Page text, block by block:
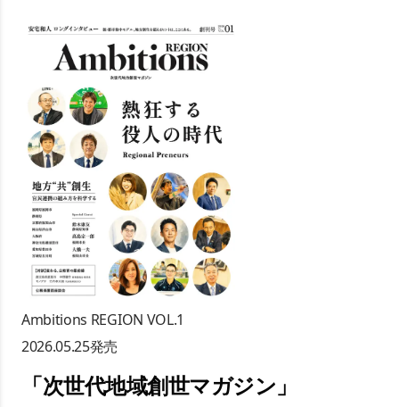
Ambitions REGION VOL.1
2026.05.25発売
「 次世代地域創世マガジン 」